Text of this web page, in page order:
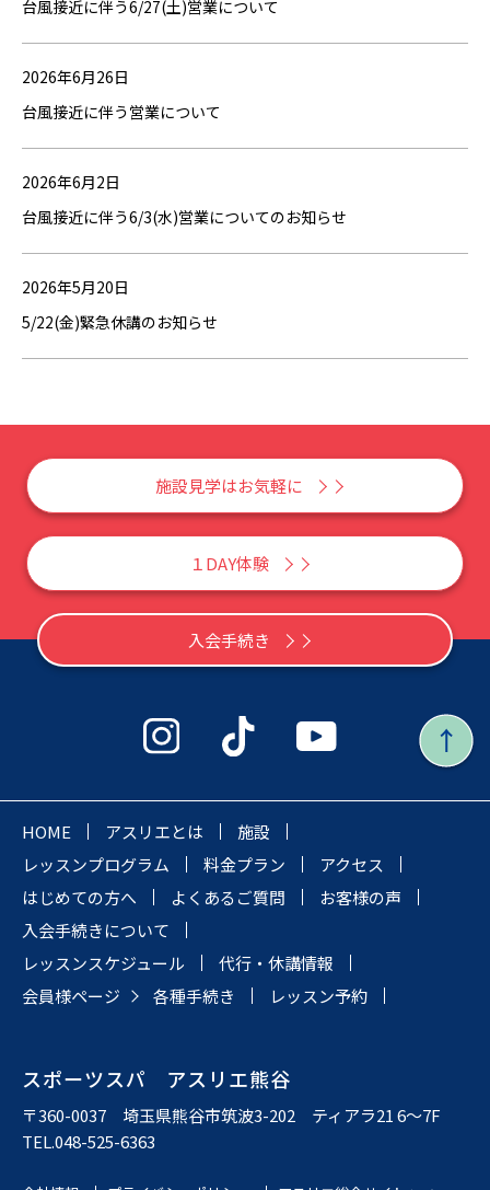
台風接近に伴う6/27(土)営業について
2026年6月26日
台風接近に伴う営業について
2026年6月2日
台風接近に伴う6/3(水)営業についてのお知らせ
2026年5月20日
5/22(金)緊急休講のお知らせ
施設見学はお気軽に
１DAY体験
入会手続き
HOME アスリエとは
施設
レッスンプログラム
料金プラン
アクセス
はじめての方へ
よくあるご質問
お客様の声
入会手続きについて
レッスンスケジュール
代行・休講情報
会員様ページ
各種手続き レッスン予約
スポーツスパ アスリエ熊谷
〒360-0037 埼玉県熊谷市筑波3-202 ティアラ21 6〜7F
TEL.048-525-6363